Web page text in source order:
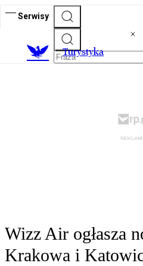
Serwisy
Turystyka
Wizz Air ogłasza
Krakowa i